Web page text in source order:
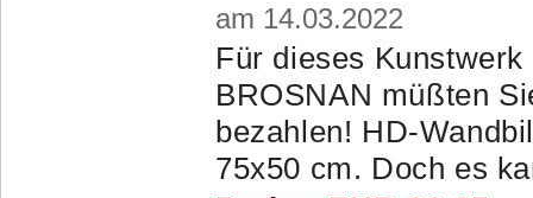
am 14.03.2022
Für dieses
BROSNAN müßten
bezahlen! HD-
75x50 cm. Doch es